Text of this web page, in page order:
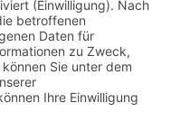
2026
Fr Sa
So
31 1
2